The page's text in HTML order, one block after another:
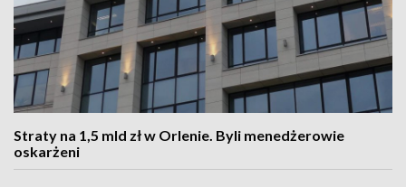
Straty na 1,5 mld zł w Orlenie. Byli menedżerowie
oskarżeni